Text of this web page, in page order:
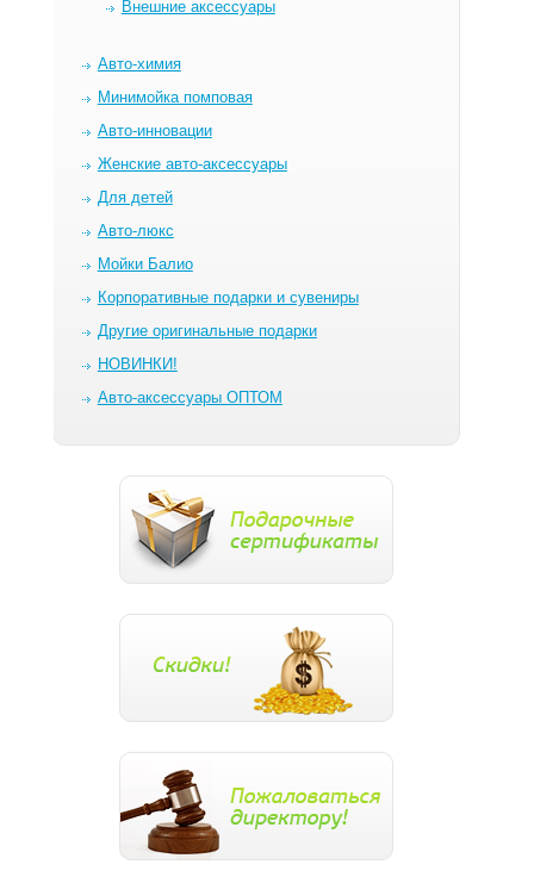
Внешние аксессуары
Авто-химия
Минимойка помповая
Авто-инновации
Женские авто-аксессуары
Для детей
Авто-люкс
Мойки Балио
Корпоративные подарки и сувениры
Другие оригинальные подарки
НОВИНКИ!
Авто-аксессуары ОПТОМ